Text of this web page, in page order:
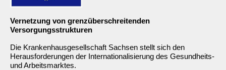
Vernetzung von grenzüberschreitenden
Versorgungsstrukturen
Die Krankenhausgesellschaft Sachsen stellt sich den
Herausforderungen der Internationalisierung des Gesundheits-
und Arbeitsmarktes.